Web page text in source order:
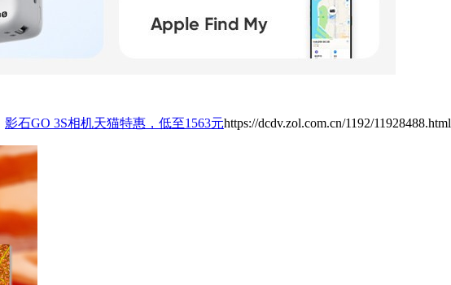
影石GO 3S相机天猫特惠，低至1563元https://dcdv.zol.com.cn/1192/11928488.html